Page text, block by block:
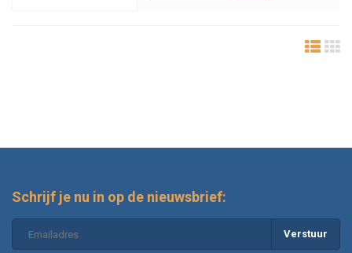
Schrijf je nu in op de nieuwsbrief:
Verstuur